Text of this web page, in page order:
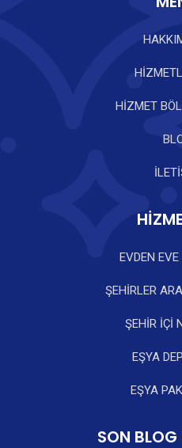
HİZMET
EVDEN
ŞEHİRLER
ŞEHİR İÇİ
EŞYA
EŞYA
SON BLOG